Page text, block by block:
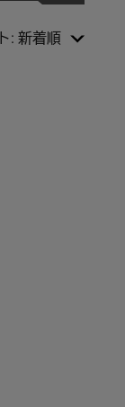
: 新着順